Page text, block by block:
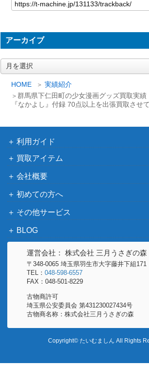
HOME
実績紹介
群馬県下仁田町の少女漫画グッズ買取実
『なかよし』付録 70点以上を出張買取させ
アーカイブ
ー
利用ガイド
買取アイテム
会社概要
初めての方へ
その他サービス
BLOG
運営会社： 株式会社 三月うさぎの森
〒348-0065 埼玉県羽生市大字藤井下組171
TEL： 048-598-6557
FAX：048-501-8229
古物商許可
埼玉県公安委員会 第431230027434号
古物商名称：株式会社三月うさぎの森
Copyright© たいむましん All Rights